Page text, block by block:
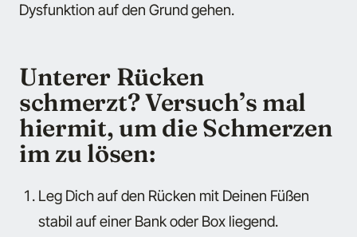
Dysfunktion auf den Grund gehen.
Unterer Rücken
schmerzt? Versuch’s mal
hiermit, um die Schmerzen
im zu lösen:
Leg Dich auf den Rücken mit Deinen Füßen
stabil auf einer Bank oder Box liegend.